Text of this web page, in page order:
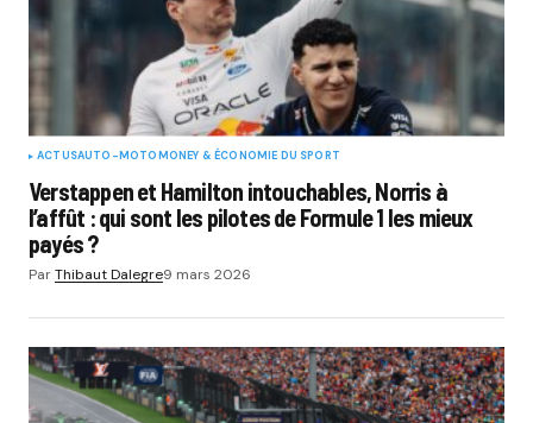
ACTUSAUTO-MOTOMONEY & ÉCONOMIE DU SPORT
Verstappen et Hamilton intouchables, Norris à
l’affût : qui sont les pilotes de Formule 1 les mieux
payés ?
ParThibaut Dalegre9 mars 2026